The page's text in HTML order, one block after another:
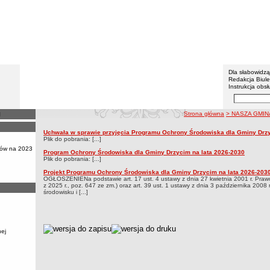
Gmina
Menu
Dla
Redakcja
Instrukcja
Wyszukiwarka
na 2023
ścieżka nawigacji
Strona główna > NASZA
Program Ochrony Środowiska
Program Ochrony Środowiska
Uchwała w sprawie przyjęcia Programu Ochrony Środowiska dla Gminy
Plik do pobrania: [...]
Program Ochrony Środowiska dla Gminy Drzycim na lata 2026-2030
Plik do pobrania: [...]
Projekt Programu Ochrony Środowiska dla Gminy Drzycim na lata 2026-
OGŁOSZENIENa podstawie art. 17 ust. 4 ustawy z dnia 27 kwietnia 2001 r.
z 2025 r., poz. 647 ze zm.) oraz art. 39 ust. 1 ustawy z dnia 3 października 2008
środowisku i [...]
metryczka